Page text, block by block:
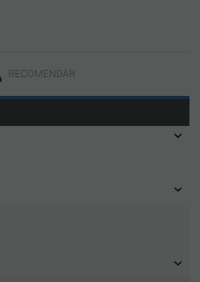
RECOMENDAR